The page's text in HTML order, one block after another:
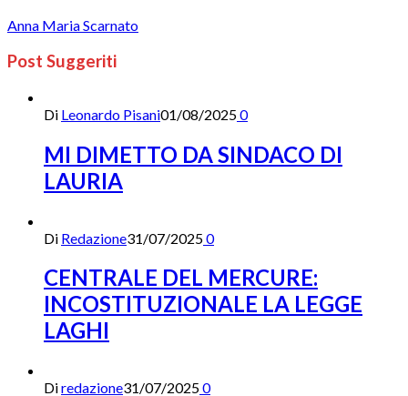
Anna Maria Scarnato
Post Suggeriti
Di Leonardo Pisani01/08/20250
MI DIMETTO DA SINDACO DI
LAURIA
Di Redazione31/07/20250
CENTRALE DEL MERCURE:
INCOSTITUZIONALE LA LEGGE
LAGHI
Diredazione31/07/20250